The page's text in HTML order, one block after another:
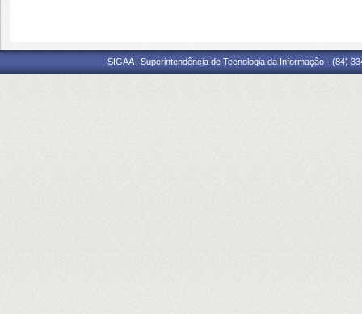
SIGAA | Superintendência de Tecnologia da Informação - (84)